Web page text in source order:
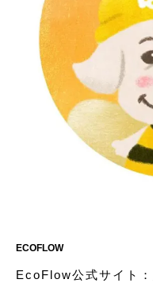
ECOFLOW
EcoFlow公式サイト：